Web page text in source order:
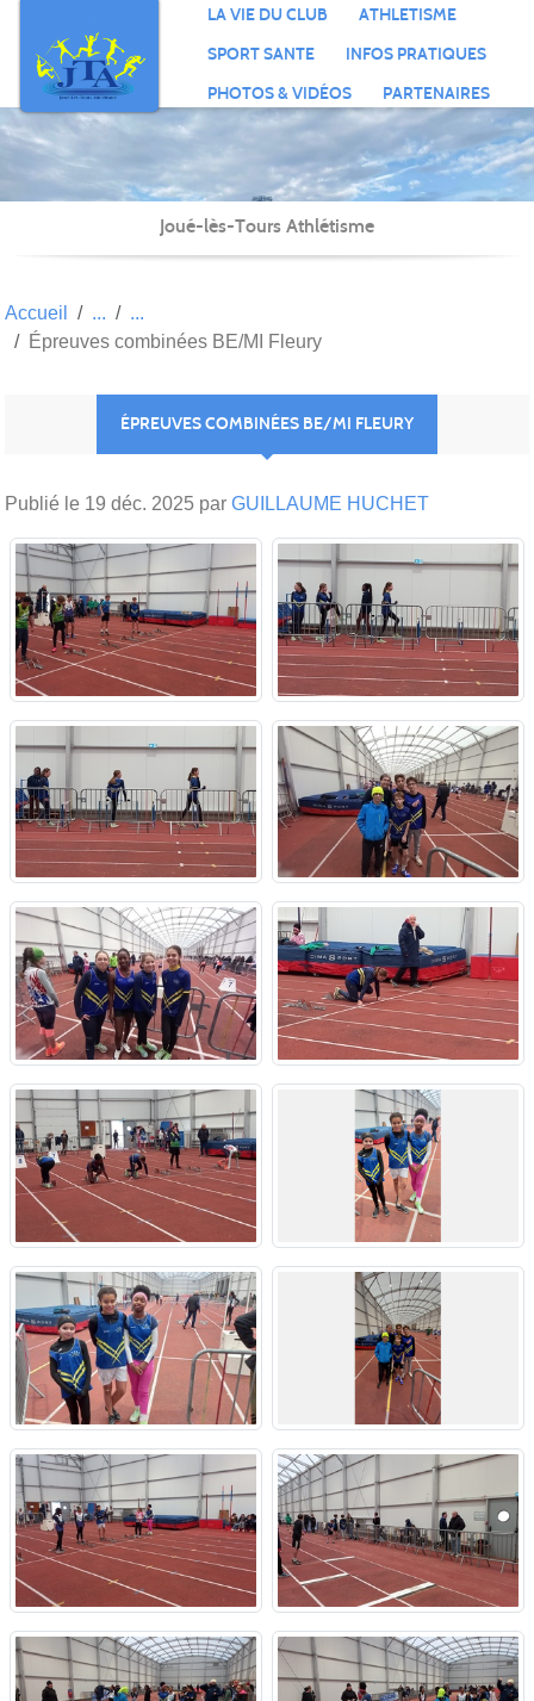
LA VIE DU CLUB
ATHLETISME
SPORT SANTE
INFOS PRATIQUES
PHOTOS & VIDÉOS
PARTENAIRES
Joué-lès-Tours Athlétisme
Accueil
Épreuves combinées BE/MI Fleury
ÉPREUVES COMBINÉES BE/MI FLEURY
Publié le 19 déc. 2025 par GUILLAUME HUCHET
Panneau de gestion des cookies